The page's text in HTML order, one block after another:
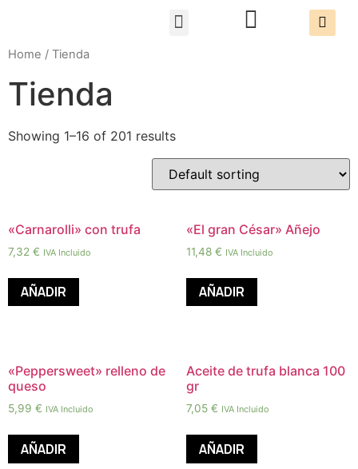
Home / Tienda
Tienda
Showing 1–16 of 201 results
«Carnarolli» con trufa
7,32 € IVA Incluido
AÑADIR
«El gran César» Añejo
11,48 € IVA Incluido
AÑADIR
«Peppersweet» relleno de
queso
5,99 € IVA Incluido
AÑADIR
Aceite de trufa blanca 100
gr
7,05 € IVA Incluido
AÑADIR